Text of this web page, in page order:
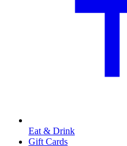
Eat & Drink
Gift Cards